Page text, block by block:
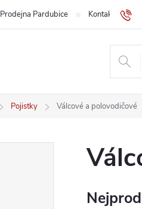
Prodejna Pardubice Kontakt
Pojistky Válcové a polovodičové